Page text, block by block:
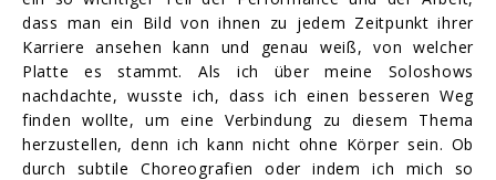
dass man ein Bild von ihnen zu jedem Zeitpunkt ihrer
Karriere ansehen kann und genau weiß, von welcher
Platte es stammt. Als ich über meine Soloshows
nachdachte, wusste ich, dass ich einen besseren Weg
finden wollte, um eine Verbindung zu diesem Thema
herzustellen, denn ich kann nicht ohne Körper sein. Ob
durch subtile Choreografien oder indem ich mich so